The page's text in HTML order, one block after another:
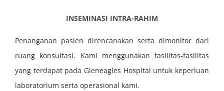
INSEMINASI INTRA-RAHIM
Penanganan pasien direncanakan serta dimonitor dari
ruang konsultasi. Kami menggunakan fasilitas-fasilitas
yang terdapat pada Gleneagles Hospital untuk keperluan
laboratorium serta operasional kami.